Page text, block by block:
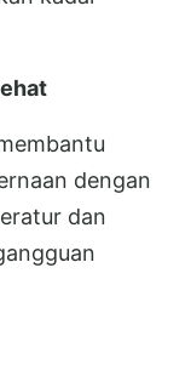
dengan
dan